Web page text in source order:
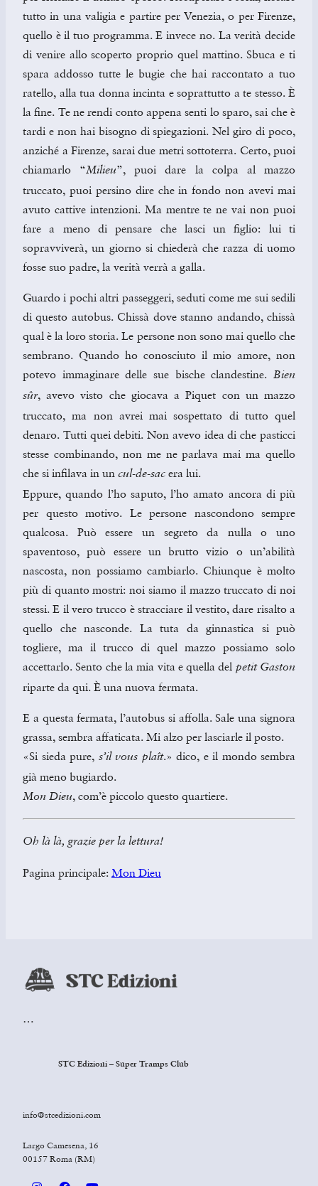
tutto in una valigia e partire per Venezia, o per Firenze,
quello è il tuo programma. E invece no. La verità decide
di venire allo scoperto proprio quel mattino. Sbuca e ti
spara addosso tutte le bugie che hai raccontato a tuo
ratello, alla tua donna incinta e soprattutto a te stesso. È
la fine. Te ne rendi conto appena senti lo sparo, sai che è
tardi e non hai bisogno di spiegazioni. Nel giro di poco,
anziché a Firenze, sarai due metri sottoterra. Certo, puoi
chiamarlo “Milieu”, puoi dare la colpa al mazzo
truccato, puoi persino dire che in fondo non avevi mai
avuto cattive intenzioni. Ma mentre te ne vai non puoi
fare a meno di pensare che lasci un figlio: lui ti
sopravviverà, un giorno si chiederà che razza di uomo
fosse suo padre, la verità verrà a galla.
Guardo i pochi altri passeggeri, seduti come me sui sedili
di questo autobus. Chissà dove stanno andando, chissà
qual è la loro storia. Le persone non sono mai quello che
sembrano. Quando ho conosciuto il mio amore, non
potevo immaginare delle sue bische clandestine.
Bien
sûr, avevo visto che giocava a Piquet con un mazzo
truccato, ma non avrei mai sospettato di tutto quel
denaro. Tutti quei debiti. Non avevo idea di che pasticci
stesse combinando, non me ne parlava mai ma quello
che si infilava in un cul-de-sac era lui.
Eppure, quando l’ho saputo, l’ho amato ancora di più
per questo motivo. Le persone nascondono sempre
qualcosa. Può essere un segreto da nulla o uno
spaventoso, può essere un brutto vizio o un’abilità
nascosta, non possiamo cambiarlo. Chiunque è molto
più di quanto mostri: noi siamo il mazzo truccato di noi
stessi. E il vero trucco è stracciare il vestito, dare risalto a
quello che nasconde. La tuta da ginnastica si può
togliere, ma il trucco di quel mazzo possiamo solo
accettarlo. Sento che la mia vita e quella del petit Gaston
riparte da qui. È una nuova fermata.
E a questa fermata, l’autobus si affolla. Sale una signora
grassa, sembra affaticata. Mi alzo per lasciarle il posto.
«Si sieda pure, s’il vous plaît.» dico, e il mondo sembra
già meno bugiardo.
Mon Dieu, com’è piccolo questo quartiere.
Oh là là, grazie per la lettura!
Pagina principale: Mon Dieu
…
STC Edizioni – Super Tramps Club
info@stcedizioni.com
Largo Camesena, 16
00157 Roma (RM)